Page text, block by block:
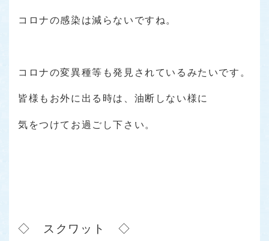
コロナの感染は減らないですね。
コロナの変異種等も発見されているみたいです。
皆様もお外に出る時は、油断しない様に
気をつけてお過ごし下さい。
◇ スクワット ◇